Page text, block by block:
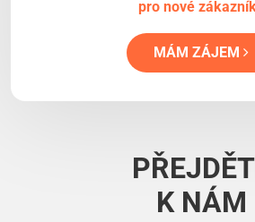
pro nové
MÁM ZÁJEM
K NÁM